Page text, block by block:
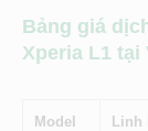
Bảng giá
Xperia L1 tại
Model Linh